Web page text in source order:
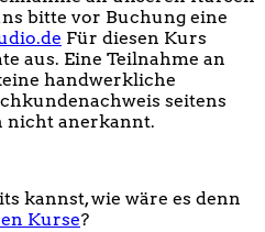
bitte vor Buchung eine
Für diesen Kurs
aus. Eine Teilnahme an
handwerkliche
seitens
nicht anerkannt.
kannst, wie wäre es denn
Kurse?